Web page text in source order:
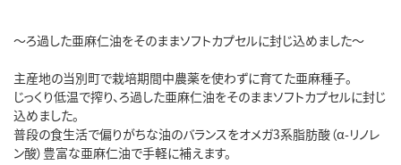
～ろ過した亜麻仁油をそのままソフトカプセルに封じ込めました～
主産地の当別町で栽培期間中農薬を使わずに育てた亜麻種子。
じっくり低温で搾り、ろ過した亜麻仁油をそのままソフトカプセルに封じ
込めました。
普段の食生活で偏りがちな油のバランスをオメガ3系脂肪酸（α-リノレ
ン酸）豊富な亜麻仁油で手軽に補えます。